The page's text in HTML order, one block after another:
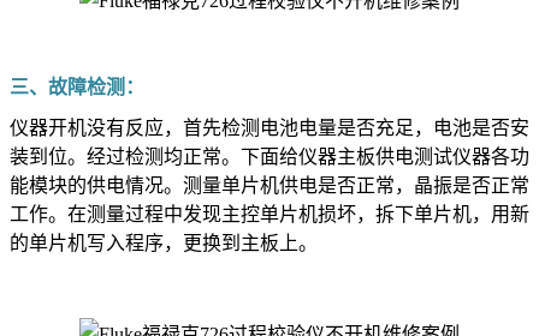
三、故障检测：
仪器开机没有反应，首先检测电池电量是否充足，电池是否安
装到位。经过检测均正常。下面给仪器主板供电测试仪器各功
能模块的供电情况。测量单片机供电是否正常，晶振是否正常
工作。在测量过程中发现主控单片机损坏，拆下单片机，用新
的单片机写入程序，更换到主板上。